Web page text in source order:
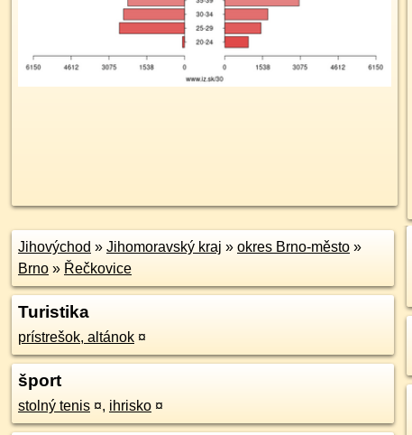
Jihovýchod » Jihomoravský kraj » okres Brno-město »
Brno » Řečkovice
Turistika
prístrešok, altánok ¤
šport
stolný tenis ¤, ihrisko ¤